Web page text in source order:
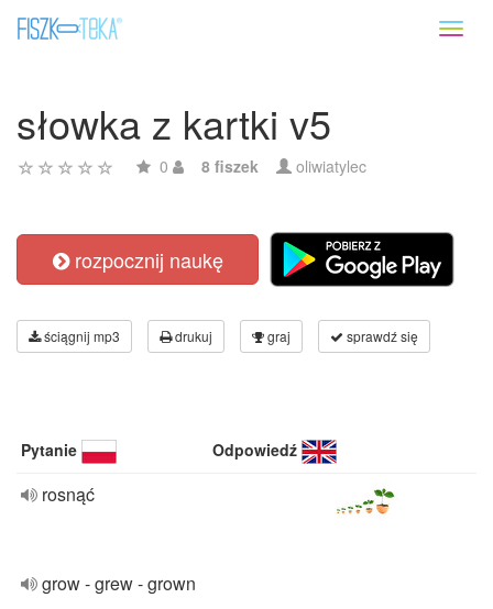
słowka z kartki v5
0 8 fiszek oliwiatylec
rozpocznij naukę
ściągnij mp3 drukuj graj sprawdź się
Pytanie Odpowiedź
rosnąć
grow - grew - grown